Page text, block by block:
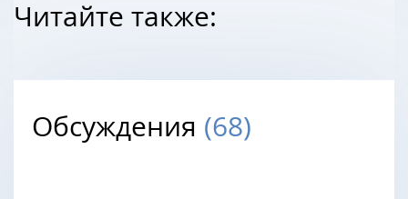
Читайте также:
Обсуждения (68)